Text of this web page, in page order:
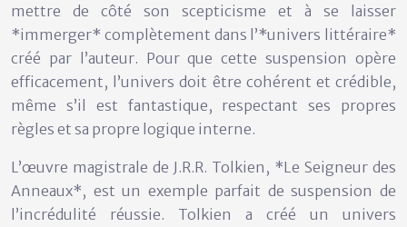
mettre de côté son scepticisme et à se laisser
*immerger* complètement dans l’*univers littéraire*
créé par l’auteur. Pour que cette suspension opère
efficacement, l’univers doit être cohérent et crédible,
même s’il est fantastique, respectant ses propres
règles et sa propre logique interne.
L’œuvre magistrale de J.R.R. Tolkien, *Le Seigneur des
Anneaux*, est un exemple parfait de suspension de
l’incrédulité réussie. Tolkien a créé un univers